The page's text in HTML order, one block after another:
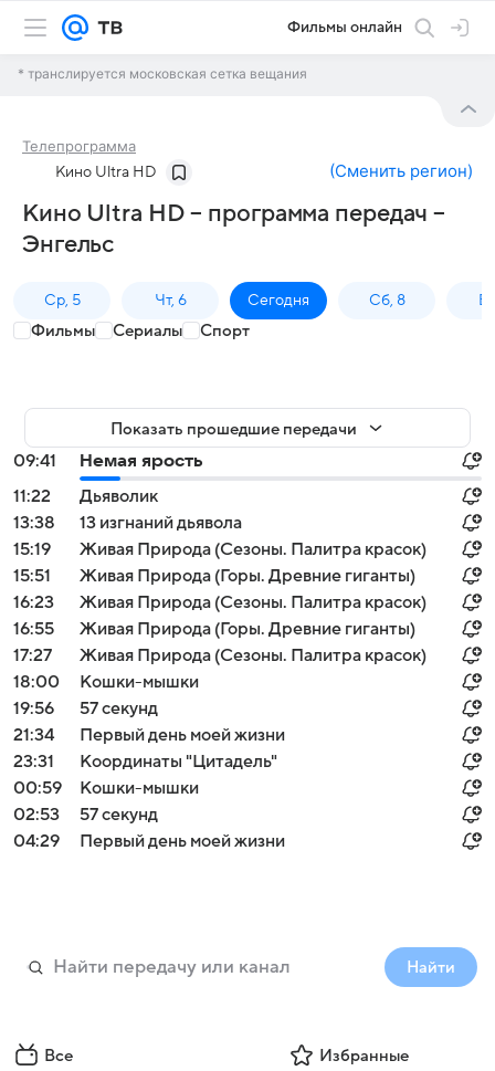
Фильмы онлайн
* транслируется московская сетка вещания
Телепрограмма
Кино Ultra HD (Сменить регион)
Кино Ultra HD – программа передач –
Энгельс
Ср, 5 Чт, 6 Сегодня Сб, 8
Фильмы Сериалы Спорт
Показать прошедшие передачи
09:41
Немая ярость
11:22
Дьяволик
13:38
13 изгнаний дьявола
15:19
Живая Природа (Сезоны. Палитра красок)
15:51
Живая Природа (Горы. Древние гиганты)
16:23
Живая Природа (Сезоны. Палитра красок)
16:55
Живая Природа (Горы. Древние гиганты)
17:27
Живая Природа (Сезоны. Палитра красок)
18:00
Кошки-мышки
19:56
57 секунд
21:34
Первый день моей жизни
23:31
Координаты "Цитадель"
00:59
Кошки-мышки
02:53
57 секунд
04:29
Первый день моей жизни
Найти
Все Избранные